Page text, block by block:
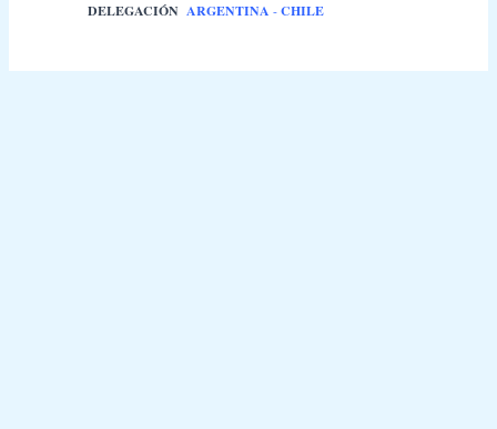
DELEGACIÓN ARGENTINA -CHILE